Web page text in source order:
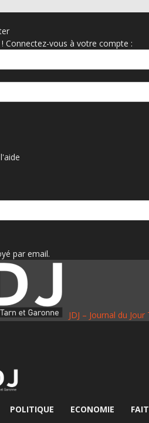
Connectez-vous à votre compte :
par email.
JDJ – Journal du
POLITIQUE ECONOMIE